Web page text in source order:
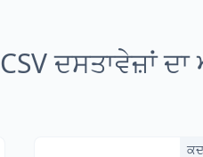
CSV ਦਸਤਾਵੇਜ਼ਾਂ